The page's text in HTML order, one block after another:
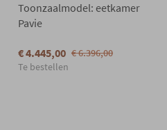
Toonzaalmodel: eetkamer
Pavie
€ 4.445,00 € 6.396,00
Te bestellen